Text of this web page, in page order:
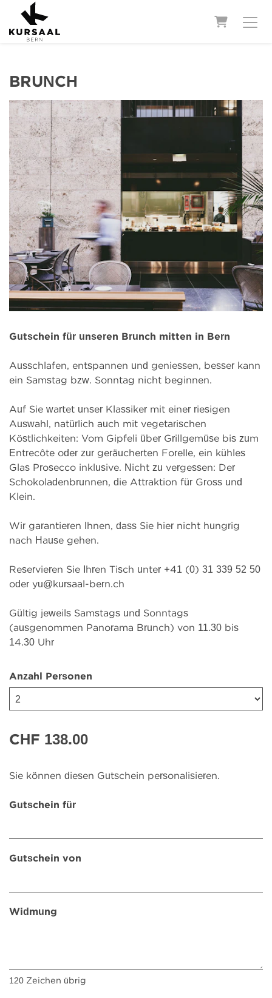
BRUNCH
Gutschein für unseren Brunch mitten in Bern
Ausschlafen, entspannen und geniessen, besser kann
ein Samstag bzw. Sonntag nicht beginnen.
Auf Sie wartet unser Klassiker mit einer riesigen
Auswahl, natürlich auch mit vegetarischen
Köstlichkeiten: Vom Gipfeli über Grillgemüse bis zum
Entrecôte oder zur geräucherten Forelle, ein kühles
Glas Prosecco inklusive. Nicht zu vergessen: Der
Schokoladenbrunnen, die Attraktion für Gross und
Klein.
Wir garantieren Ihnen, dass Sie hier nicht hungrig
nach Hause gehen.
Reservieren Sie Ihren Tisch unter +41 (0) 31 339 52 50
oder yu@kursaal-bern.ch
Gültig jeweils Samstags und Sonntags
(ausgenommen Panorama Brunch) von 11.30 bis
14.30 Uhr
Anzahl Personen
CHF 138.00
Sie können diesen Gutschein personalisieren.
Gutschein für
Gutschein von
Widmung
120 Zeichen übrig